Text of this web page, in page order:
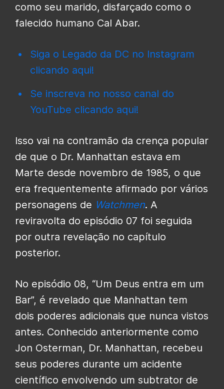
como seu marido, disfarçado como o
falecido humano Cal Abar.
Siga o Legado da DC no Instagram
clicando aqui!
Se inscreva no nosso canal do
YouTube clicando aqui!
Isso vai na contramão da crença popular
de que o Dr. Manhattan estava em
Marte desde novembro de 1985, o que
era frequentemente afirmado por vários
personagens de Watchmen. A
reviravolta do episódio 07 foi seguida
por outra revelação no capítulo
posterior.
No episódio 08, “Um Deus entra em um
Bar”, é revelado que Manhattan tem
dois poderes adicionais que nunca vistos
antes. Conhecido anteriormente como
Jon Osterman, Dr. Manhattan, recebeu
seus poderes durante um acidente
científico envolvendo um subtrator de